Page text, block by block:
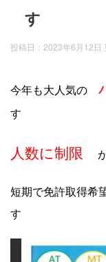
す
投稿日：2023年6月12日
今年も大人気の
す
人数に制限
短期で免許取得希
す